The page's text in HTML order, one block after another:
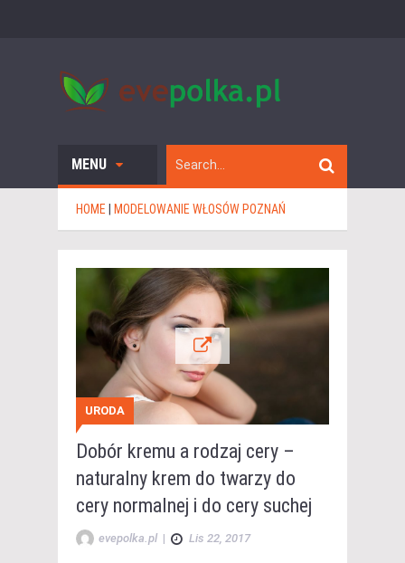
MENU
HOME | MODELOWANIE WŁOSÓW POZNAŃ
URODA
Dobór kremu a rodzaj cery –
naturalny krem do twarzy do
cery normalnej i do cery suchej
evepolka.pl | Lis 22, 2017